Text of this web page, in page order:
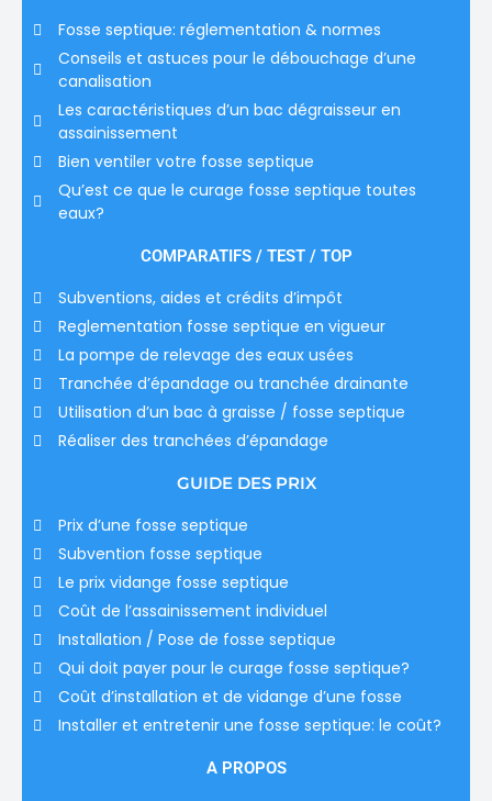
Fosse septique: réglementation & normes
Conseils et astuces pour le débouchage d’une
canalisation
Les caractéristiques d’un bac dégraisseur en
assainissement
Bien ventiler votre fosse septique
Qu’est ce que le curage fosse septique toutes
eaux?
COMPARATIFS / TEST / TOP
Subventions, aides et crédits d’impôt
Reglementation fosse septique en vigueur
La pompe de relevage des eaux usées
Tranchée d’épandage ou tranchée drainante
Utilisation d’un bac à graisse / fosse septique
Réaliser des tranchées d’épandage
GUIDE DES PRIX
Prix d’une fosse septique
Subvention fosse septique
Le prix vidange fosse septique
Coût de l’assainissement individuel
Installation / Pose de fosse septique
Qui doit payer pour le curage fosse septique?
Coût d’installation et de vidange d’une fosse
Installer et entretenir une fosse septique: le coût?
A PROPOS